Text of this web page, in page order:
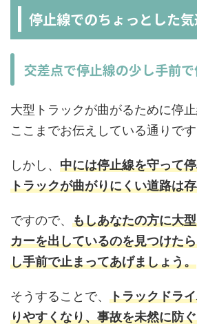
停止線でのちょっとした
交差点で停止線の少し手前
大型トラックが曲がるために停止
ここまでお伝えしている通りです
しかし、 中には停止線を守って
トラックが曲がりにくい道路は
ですので、 もしあなたの方に大
カーを出しているのを見つけた
し手前で止まってあげましょう。
そうすることで、 トラックドラ
りやすくなり、事故を未然に防